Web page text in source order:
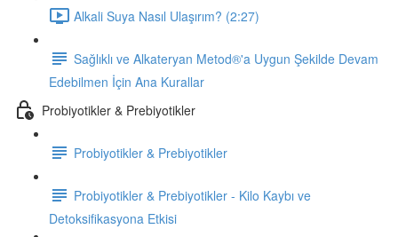
Alkali Suya Nasıl Ulaşırım? (2:27)
Sağlıklı ve Alkateryan Metod®'a Uygun Şekilde Devam
Edebilmen İçin Ana Kurallar
Probiyotikler & Prebiyotikler
Probiyotikler & Prebiyotikler
Probiyotikler & Prebiyotikler - Kilo Kaybı ve
Detoksifikasyona Etkisi